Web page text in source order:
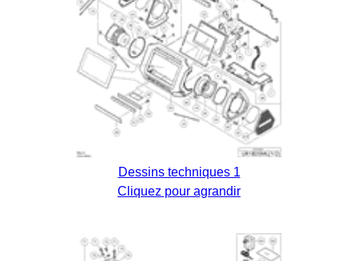
Dessins techniques 1
Cliquez pour agrandir